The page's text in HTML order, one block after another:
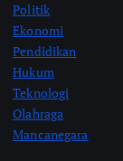
Politik
Ekonomi
Pendidikan
Hukum
Teknologi
Olahraga
Mancanegara